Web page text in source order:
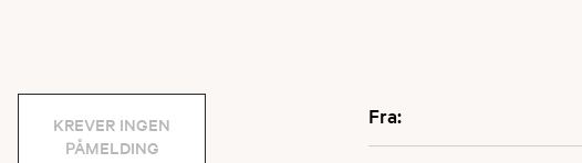
Fra:
KREVER INGEN
PÅMELDING